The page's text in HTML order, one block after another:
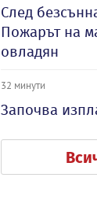
След
Пожарът на
овладян
32 минути
Започва